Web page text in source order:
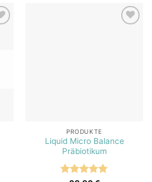
PRODUKTE
Liquid Micro Balance
Präbiotikum